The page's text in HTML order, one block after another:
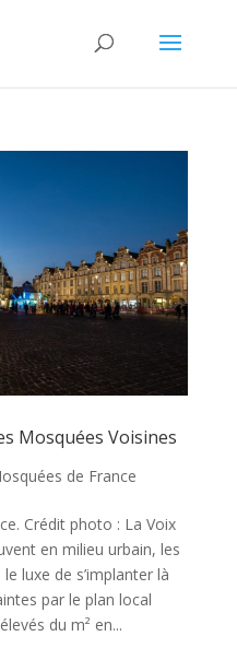
Mosquées Voisines
de France
Crédit photo : La Voix
en milieu urbain, les
luxe de s’implanter là
par le plan local
du m² en...